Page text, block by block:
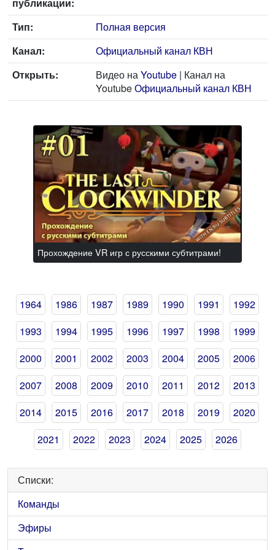
публикации:
Тип:
Полная версия
Канал:
Официальный канал КВН
Открыть:
Видео наYoutube | Канал на
YoutubeОфициальный канал КВН
Прохождение VR игр с русскими субтитрами!
1964 1986 1987 1989 1990 1991
1992
1993
1994 1995 1996 1997 1998
1999
2000
2001 2002 2003 2004 2005
2006
2007
2008 2009 2010 2011 2012
2013
2014
2015 2016 2017 2018 2019
2020
2021
2022 2023 2024 2025 2026
Списки:
Команды
Эфиры